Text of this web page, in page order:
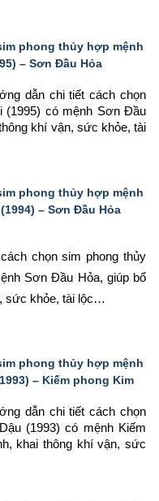
phong thủy hợp mệnh
– Sơn Đầu Hỏa
dẫn chi tiết cách chọn
(1995) có mệnh Sơn Đầu
khí vận, sức khỏe, tài
phong thủy hợp mệnh
– Sơn Đầu Hỏa
chọn sim phong thủy
Sơn Đầu Hỏa, giúp bổ
sức khỏe, tài lộc…
phong thủy hợp mệnh
– Kiếm phong Kim
dẫn chi tiết cách chọn
(1993) có mệnh Kiếm
khai thông khí vận, sức